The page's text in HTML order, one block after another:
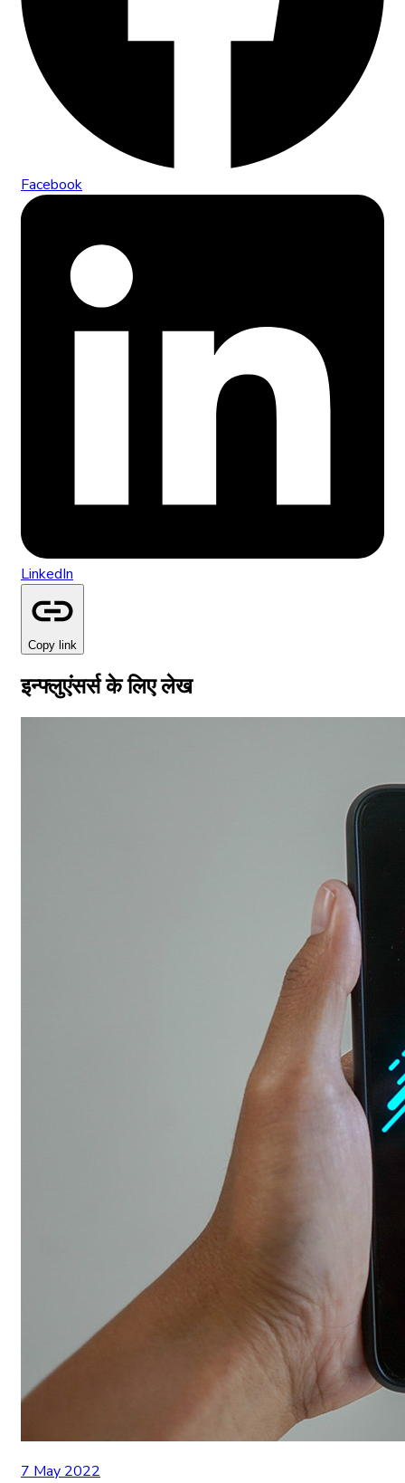
Facebook
LinkedIn
Copy link
इन्फ्लुएंसर्स के लिए लेख
7 May 2022